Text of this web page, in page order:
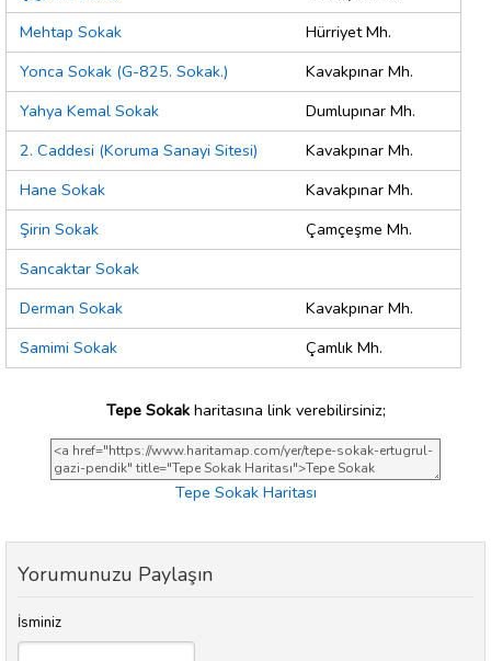
Mehtap Sokak
Hürriyet Mh.
Yonca Sokak (G-825. Sokak.)
Kavakpınar Mh.
Yahya Kemal Sokak
Dumlupınar Mh.
2. Caddesi (Koruma Sanayi Sitesi)
Kavakpınar Mh.
Hane Sokak
Kavakpınar Mh.
Şirin Sokak
Çamçeşme Mh.
Sancaktar Sokak
Derman Sokak
Kavakpınar Mh.
Samimi Sokak
Çamlık Mh.
Tepe Sokakharitasına link verebilirsiniz;
Tepe Sokak Haritası
Yorumunuzu Paylaşın
İsminiz